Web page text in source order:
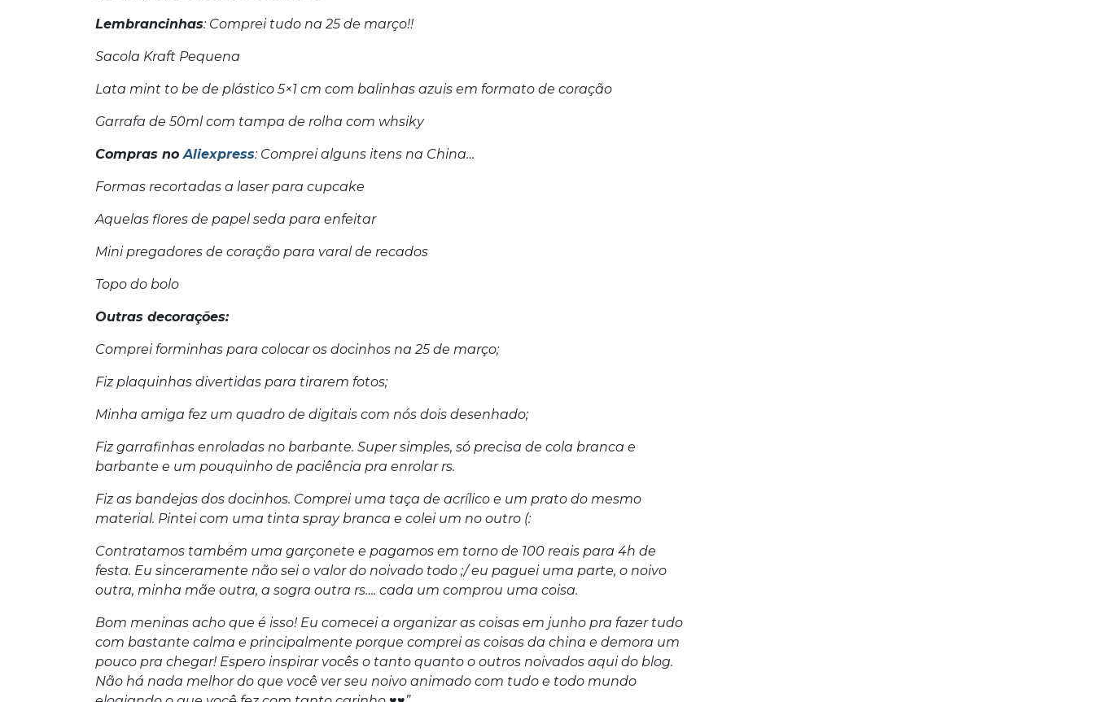
Lembrancinhas: Comprei tudo na 25 de março!!
Sacola Kraft Pequena
Lata mint to be de plástico 5×1 cm com balinhas azuis em formato de coração
Garrafa de 50ml com tampa de rolha com whsiky
Compras noAliexpress: Comprei alguns itens na China…
Formas recortadas a laser para cupcake
Aquelas flores de papel seda para enfeitar
Mini pregadores de coração para varal de recados
Topo do bolo
Outras decorações:
Comprei forminhas para colocar os docinhos na 25 de março;
Fiz plaquinhas divertidas para tirarem fotos;
Minha amiga fez um quadro de digitais com nós dois desenhado;
Fiz garrafinhas enroladas no barbante. Super simples, só precisa de cola branca e
barbante e um pouquinho de paciência pra enrolar rs.
Fiz as bandejas dos docinhos. Comprei uma taça de acrílico e um prato do mesmo
material. Pintei com uma tinta spray branca e colei um no outro (:
Contratamos também uma garçonete e pagamos em torno de 100 reais para 4h de
festa. Eu sinceramente não sei o valor do noivado todo ;/ eu paguei uma parte, o noivo
outra, minha mãe outra, a sogra outra rs…. cada um comprou uma coisa.
Bom meninas acho que é isso! Eu comecei a organizar as coisas em junho pra fazer tudo
com bastante calma e principalmente porque comprei as coisas da china e demora um
pouco pra chegar! Espero inspirar vocês o tanto quanto o outros noivados aqui do blog.
Não há nada melhor do que você ver seu noivo animado com tudo e todo mundo